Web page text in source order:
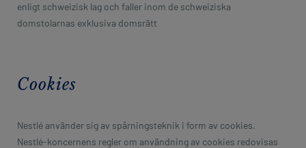
enligt schweizisk lag och faller inom de schweiziska
domstolarnas exklusiva domsrätt
Cookies
Nestlé använder sig av spårningsteknik i form av cookies.
Nestlé-koncernens regler om användning av cookies redovisas